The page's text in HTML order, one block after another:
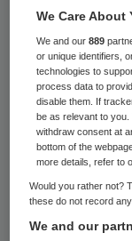
woedend
Europese
verbeteren.
FNV-
vinden dat
bungelt nu
met
We Care About
We and our889
or unique identifiers,
technologies to
process data to
disable them. If
be as relevant to
withdraw consent at
bottom of the
more details, refer to
Would you rather not?
these do not record
We and our